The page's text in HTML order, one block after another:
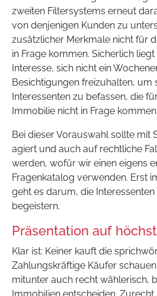
zweiten Filtersystems erneut
von denjenigen Kunden zu
zusätzlicher Merkmale nicht für
in Frage kommen. Sicherlich
Interesse, sich nicht ein
Besichtigungen freizuhalten, um
Interessenten zu befassen, die
Immobilie nicht in Frage kommen.
Bei dieser Vorauswahl sollte mit
agiert und auch auf rechtliche
werden, wofür wir einen eigens
Fragenkatalog verwenden. Erst
geht es darum, die
begeistern.
Präsentation auf
Klar ist: Keiner kauft die
Zahlungskräftige Käufer
mitunter auch recht wählerisch,